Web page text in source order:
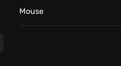
Mouse